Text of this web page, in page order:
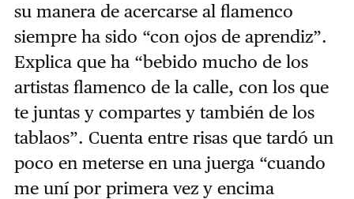
su manera de acercarse al flamenco
siempre ha sido “con ojos de aprendiz”.
Explica que ha “bebido mucho de los
artistas flamenco de la calle, con los que
te juntas y compartes y también de los
tablaos”. Cuenta entre risas que tardó un
poco en meterse en una juerga “cuando
me uní por primera vez y encima